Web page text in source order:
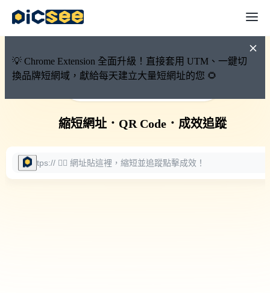
💡 Chrome Extension 全面升級！直接套用 UTM、一鍵切
換品牌短網域，獻給每天建立大量短網址的您 🌻
🚀 PicSee 短網址永久有效
縮短網址． QR Code． 成效追蹤